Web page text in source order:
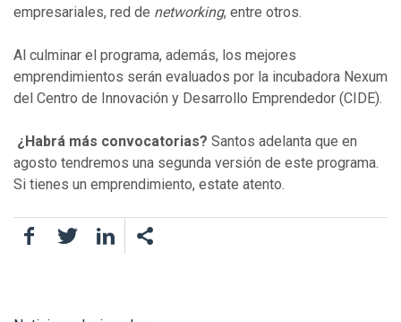
empresariales, red de networking, entre otros.
Al culminar el programa, además, los mejores
emprendimientos serán evaluados por la incubadora Nexum
del Centro de Innovación y Desarrollo Emprendedor (CIDE).
¿Habrá más convocatorias? Santos adelanta que en
agosto tendremos una segunda versión de este programa.
Si tienes un emprendimiento, estate atento.
FacebookTwitter LinkedIn